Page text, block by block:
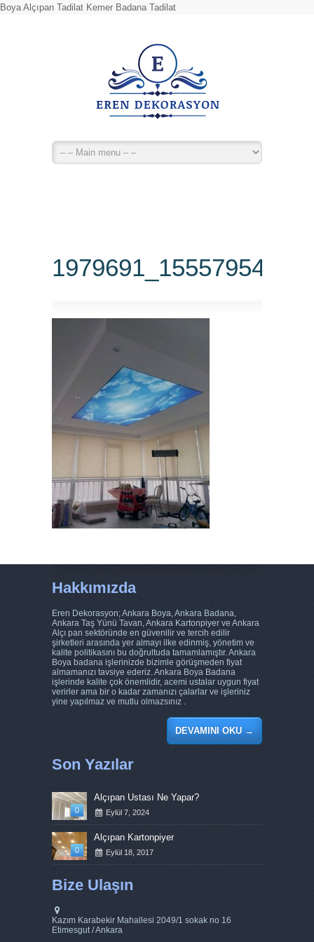
Boya Alçıpan Tadilat Kemer Badana Tadilat
Hakkımızda
Eren Dekorasyon; Ankara Boya, Ankara Badana,
Ankara Taş Yünü Tavan, Ankara Kartonpiyer ve Ankara
Alçı pan sektöründe en güvenilir ve tercih edilir
şirketleri arasında yer almayı ilke edinmiş, yönetim ve
kalite politikasını bu doğrultuda tamamlamıştır. Ankara
Boya badana işlerinizde bizimle görüşmeden fiyat
almamanızı tavsiye ederiz. Ankara Boya Badana
işlerinde kalite çok önemlidir, acemi ustalar uygun fiyat
verirler ama bir o kadar zamanızı çalarlar ve işleriniz
yine yapılmaz ve mutlu olmazsınız .
DEVAMINI OKU→
Son Yazılar
0
Alçıpan Ustası Ne Yapar?
Eylül 7, 2024
0
Alçıpan Kartonpiyer
Eylül 18, 2017
Bize Ulaşın
Kazım Karabekir Mahallesi 2049/1 sokak no 16
Etimesgut / Ankara